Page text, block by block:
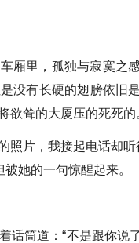
厢里，孤独与寂寞之
没有长硬的翅膀依旧
欲耸的大厦压的死死的
照片，我接起电话却
她的一句惊醒起来。
话筒道：“不是跟你说